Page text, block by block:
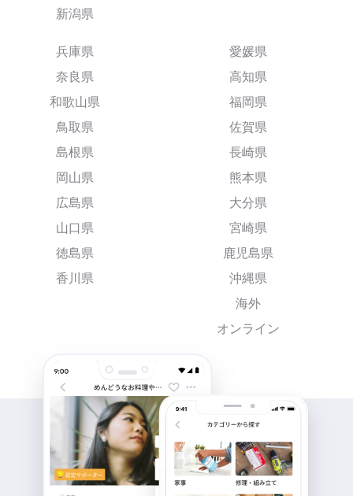
新潟県
兵庫県
奈良県
和歌山県
鳥取県
島根県
岡山県
広島県
山口県
徳島県
香川県
愛媛県
高知県
福岡県
佐賀県
長崎県
熊本県
大分県
宮崎県
鹿児島県
沖縄県
海外
オンライン